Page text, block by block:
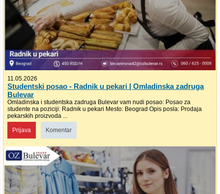
11.05.2026
Studentski posao - Radnik u pekari | Omladinska zadruga
Bulevar
Omladinska i studentska zadruga Bulevar vam nudi posao: Posao za
studente na poziciji: Radnik u pekari Mesto: Beograd Opis posla: Prodaja
pekarskih proizvoda ...
Prijava Komentar